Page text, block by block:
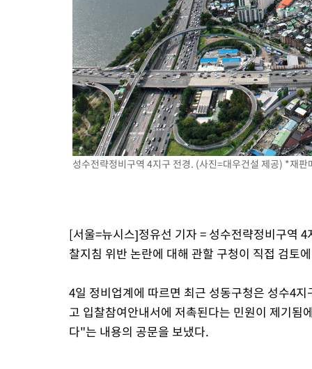
성수전략정비구역 4지구 전경. (사진=대우건설 제공) *재판
[서울=뉴시스]정유선 기자 = 성수전략정비구역
찰지침 위반 논란에 대해 관할 구청이 직접 검토
4일 정비업계에 따르면 최근 성동구청은 성수4
고 입찰참여안내서에 저촉된다는 민원이 제기됨
다"는 내용의 공문을 보냈다.